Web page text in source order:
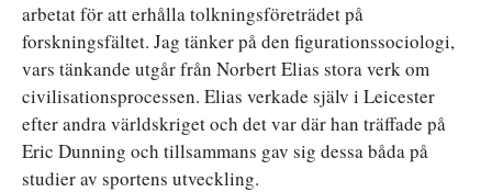
arbetat för att erhålla tolkningsföreträdet på
forskningsfältet. Jag tänker på den figurationssociologi,
vars tänkande utgår från Norbert Elias stora verk om
civilisationsprocessen. Elias verkade själv i Leicester
efter andra världskriget och det var där han träffade på
Eric Dunning och tillsammans gav sig dessa båda på
studier av sportens utveckling.